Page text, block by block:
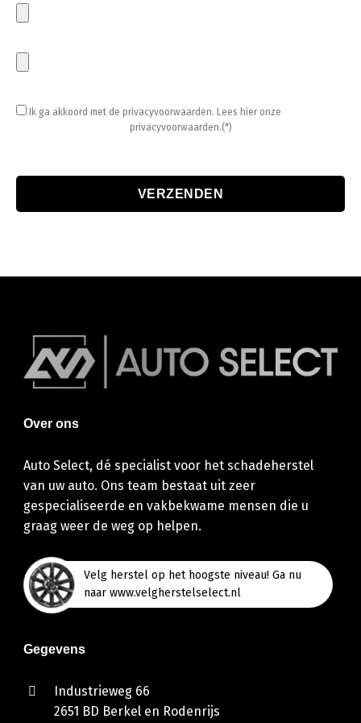
Ik ga akkoord met de privacyvoorwaarden. Lees hier onze
privacyvoorwaarden.(*)
Over ons
Auto Select, dé specialist voor het schadeherstel
van uw auto. Ons team bestaat uit zeer
gespecialiseerde en vakbekwame mensen die u
graag weer de weg op helpen.
Velg herstel op het hoogste niveau! Ga nu
naar www.velgherstelselect.nl
Gegevens
Industrieweg 66
2651 BD Berkel en Rodenrijs